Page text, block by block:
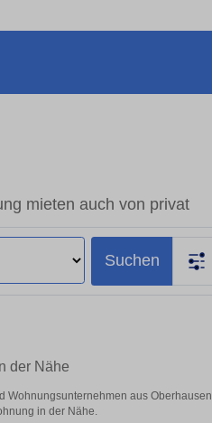
mieten auch von privat
Suchen
der Nähe
Wohnungsunternehmen aus Oberhausen
in der Nähe.